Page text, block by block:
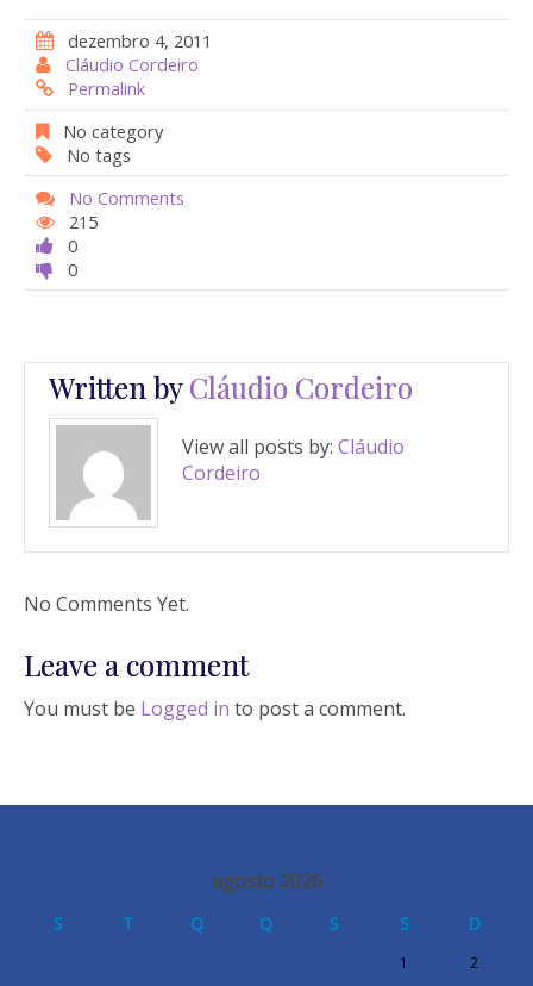
e
b
o
o
k
at
s
A
p
p
itt
er
er
st
dezembro 4, 2011
Cláudio Cordeiro
Permalink
No category
No tags
No Comments
215
0
0
Written byCláudio Cordeiro
View all posts by: Cláudio
Cordeiro
No Comments Yet.
Leave a comment
You must be Logged in to post a comment.
agosto 2026
S T Q Q S S D
1
2